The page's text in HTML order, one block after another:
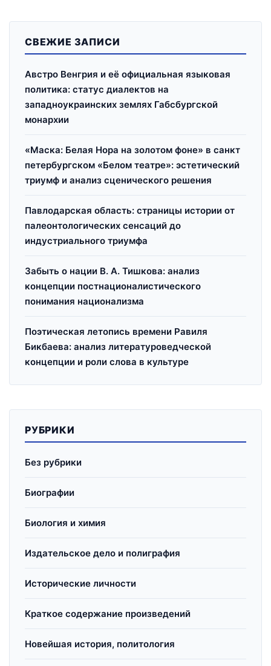
СВЕЖИЕ ЗАПИСИ
Австро Венгрия и её официальная языковая
политика: статус диалектов на
западноукраинских землях Габсбургской
монархии
«Маска: Белая Нора на золотом фоне» в санкт
петербургском «Белом театре»: эстетический
триумф и анализ сценического решения
Павлодарская область: страницы истории от
палеонтологических сенсаций до
индустриального триумфа
Забыть о нации В. А. Тишкова: анализ
концепции постнационалистического
понимания национализма
Поэтическая летопись времени Равиля
Бикбаева: анализ литературоведческой
концепции и роли слова в культуре
РУБРИКИ
Без рубрики
Биографии
Биология и химия
Издательское дело и полиграфия
Исторические личности
Краткое содержание произведений
Новейшая история, политология